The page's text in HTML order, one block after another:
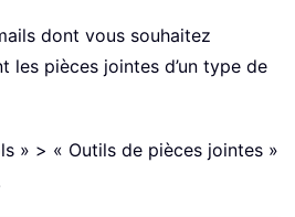
dont vous souhaitez
les pièces jointes d’un type de
» > « Outils de pièces jointes »